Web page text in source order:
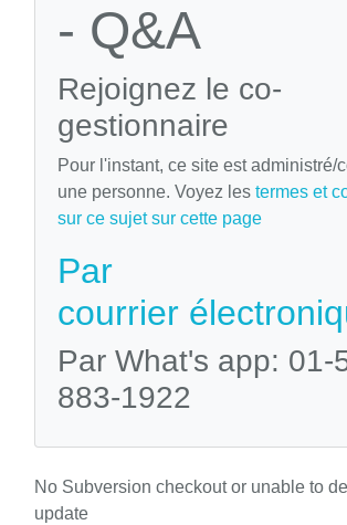
- Q&A
Rejoignez le co-
gestionnaire
Pour l'instant, ce site est administré/
une personne. Voyez les termes et
sur ce sujet sur cette page
Par
courrier
Par What's app: 01-
883-1922
No Subversion checkout or unable to
update